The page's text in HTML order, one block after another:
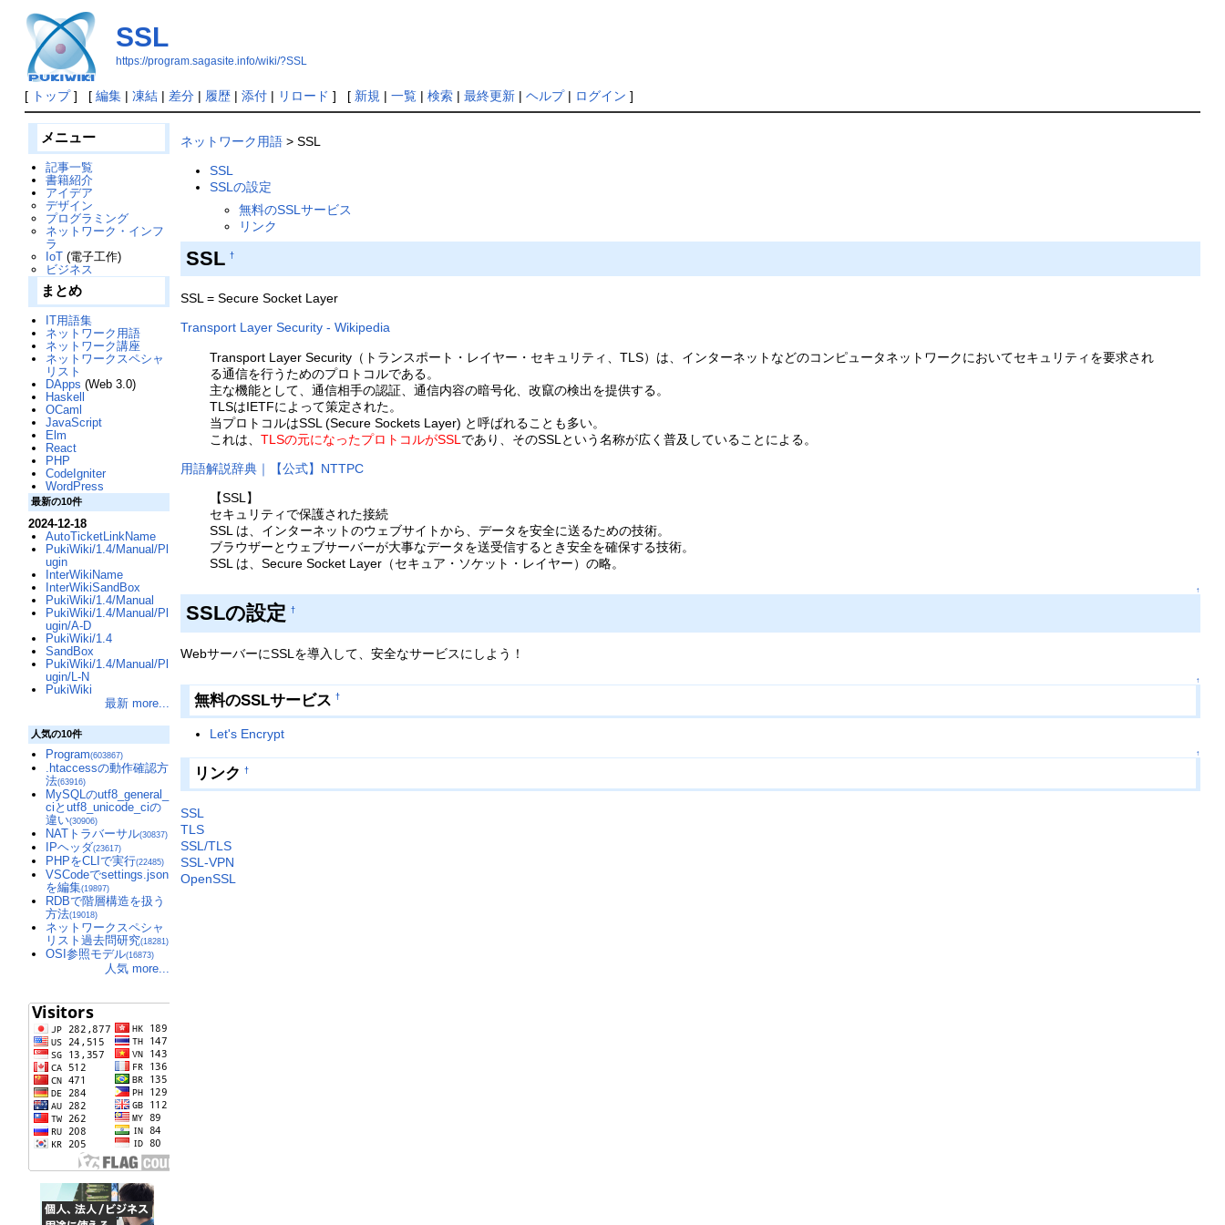
SSL
https://program.sagasite.info/wiki/?SSL
[ トップ] [ 編集| 凍結| 差分| 履歴| 添付| リロード ] [ 新規 | 一覧| 検索| 最終更新| ヘルプ| ログイン ]
ネットワーク用語> SSL
SSL
SSLの設定
無料のSSLサービス
リンク
SSL †
SSL = Secure Socket Layer
Transport Layer Security - Wikipedia
Transport Layer Security（トランスポート・レイヤー・セキュリティ、TLS）は、インターネットなどのコンピュータネットワークにおいてセキュリティを要求され
る通信を行うためのプロトコルである。
主な機能として、通信相手の認証、通信内容の暗号化、改竄の検出を提供する。
TLSはIETFによって策定された。
当プロトコルはSSL (Secure Sockets Layer) と呼ばれることも多い。
これは、 TLSの元になったプロトコルがSSL であり、そのSSLという名称が広く普及していることによる。
用語解説辞典｜【公式】NTTPC
【SSL】
セキュリティで保護された接続
SSL は、インターネットのウェブサイトから、データを安全に送るための技術。
ブラウザーとウェブサーバーが大事なデータを送受信するとき安全を確保する技術。
SSL は、Secure Socket Layer（セキュア・ソケット・レイヤー）の略。
↑
SSLの設定 †
WebサーバーにSSLを導入して、安全なサービスにしよう！
↑
無料のSSLサービス †
Let's Encrypt
↑
リンク †
SSL
TLS
SSL/TLS
SSL-VPN
OpenSSL
メニュー
記事一覧
書籍紹介
アイデア
デザイン
プログラミング
ネットワーク・インフ
ラ
IoT (電子工作)
ビジネス
まとめ
IT用語集
ネットワーク用語
ネットワーク講座
ネットワークスペシャ
リスト
DApps (Web 3.0)
Haskell
OCaml
JavaScript
Elm
React
PHP
CodeIgniter
WordPress
最新の10件
2024-12-18
AutoTicketLinkName
PukiWiki/1.4/Manual/Pl
ugin
InterWikiName
InterWikiSandBox
PukiWiki/1.4/Manual
PukiWiki/1.4/Manual/Pl
ugin/A-D
PukiWiki/1.4
SandBox
PukiWiki/1.4/Manual/Pl
ugin/L-N
PukiWiki
最新 more...
人気の10件
Program(603867)
.htaccessの動作確認方
法(63916)
MySQLのutf8_general_
ciとutf8_unicode_ciの
違い(30906)
NATトラバーサル(30837)
IPヘッダ(23617)
PHPをCLIで実行(22485)
VSCodeでsettings.json
を編集(19897)
RDBで階層構造を扱う
方法(19018)
ネットワークスペシャ
リスト過去問研究(18281)
OSI参照モデル(16873)
人気 more...